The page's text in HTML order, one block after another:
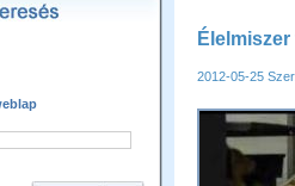
2012-05-25